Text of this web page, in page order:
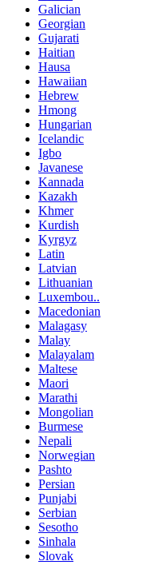
Galician
Georgian
Gujarati
Haitian
Hausa
Hawaiian
Hebrew
Hmong
Hungarian
Icelandic
Igbo
Javanese
Kannada
Kazakh
Khmer
Kurdish
Kyrgyz
Latin
Latvian
Lithuanian
Luxembou..
Macedonian
Malagasy
Malay
Malayalam
Maltese
Maori
Marathi
Mongolian
Burmese
Nepali
Norwegian
Pashto
Persian
Punjabi
Serbian
Sesotho
Sinhala
Slovak